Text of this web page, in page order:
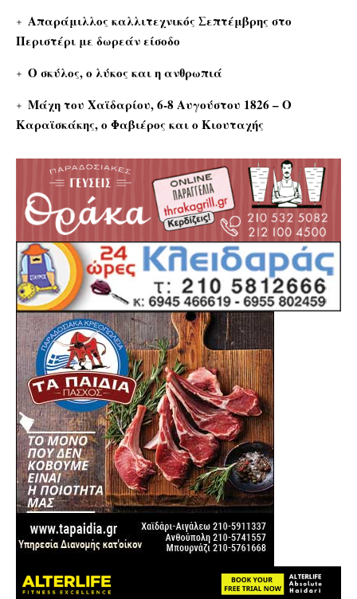
Απαράμιλλος καλλιτεχνικός Σεπτέμβρης στο
Περιστέρι με δωρεάν είσοδο
Ο σκύλος, ο λύκος και η ανθρωπιά
Μάχη του Χαϊδαρίου, 6-8 Αυγούστου 1826 – Ο
Καραϊσκάκης, ο Φαβιέρος και ο Κιουταχής